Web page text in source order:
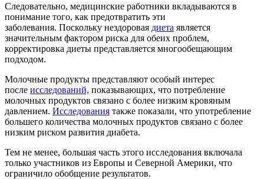
Следовательно, медицинские работники вкладываются в
понимание того, как предотвратить эти
заболевания. Поскольку нездоровая диета является
значительным фактором риска для обеих проблем,
корректировка диеты представляется многообещающим
подходом.
Молочные продукты представляют особый интерес
после исследований, показывающих, что потребление
молочных продуктов связано с более низким кровяным
давлением. Исследования также показали, что употребление
большего количества молочных продуктов связано с более
низким риском развития диабета.
Тем не менее, большая часть этого исследования включала
только участников из Европы и Северной Америки, что
ограничило обобщение результатов.